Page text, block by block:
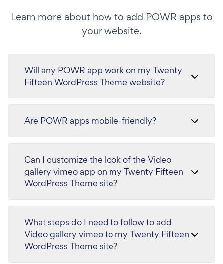
Learn more about how to add POWR apps to
your website.
Will any POWR app work on my Twenty
Fifteen WordPress Theme website?
Are POWR apps mobile-friendly?
Can I customize the look of the Video
gallery vimeo app on my Twenty Fifteen
WordPress Theme site?
What steps do I need to follow to add
Video gallery vimeo to my Twenty Fifteen
WordPress Theme site?